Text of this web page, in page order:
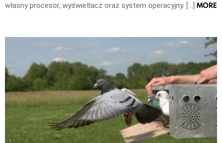
własny procesor, wyświetlacz oraz system operacyjny. […] MORE